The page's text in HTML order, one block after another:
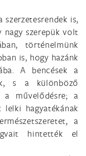
is,
nagy szerepük volt
történelmünk
is, hogy hazánk
A bencések a
s a különböző
a művelődésre; a
lelki hagyatékának
a
hintették el